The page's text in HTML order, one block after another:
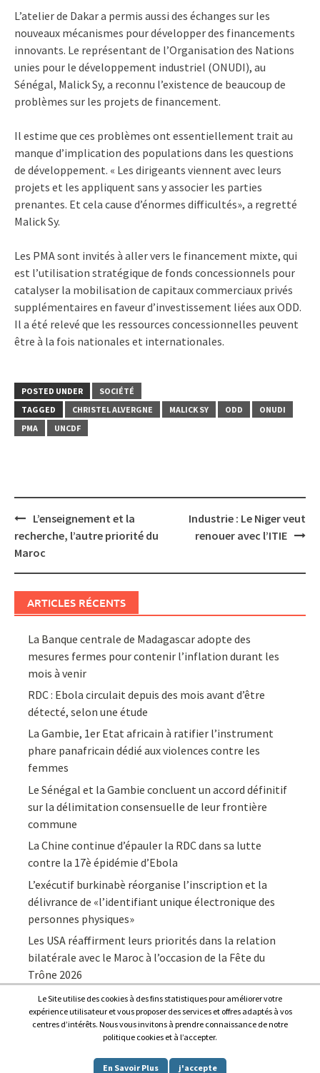
L’atelier de Dakar a permis aussi des échanges sur les
nouveaux mécanismes pour développer des financements
innovants. Le représentant de l’Organisation des Nations
unies pour le développement industriel (ONUDI), au
Sénégal, Malick Sy, a reconnu l’existence de beaucoup de
problèmes sur les projets de financement.
Il estime que ces problèmes ont essentiellement trait au
manque d’implication des populations dans les questions
de développement. « Les dirigeants viennent avec leurs
projets et les appliquent sans y associer les parties
prenantes. Et cela cause d’énormes difficultés», a regretté
Malick Sy.
Les PMA sont invités à aller vers le financement mixte, qui
est l’utilisation stratégique de fonds concessionnels pour
catalyser la mobilisation de capitaux commerciaux privés
supplémentaires en faveur d’investissement liées aux ODD.
Il a été relevé que les ressources concessionnelles peuvent
être à la fois nationales et internationales.
POSTED UNDER
SOCIÉTÉ
TAGGED
CHRISTEL ALVERGNE MALICK SY ODD
ONUDI
PMA
UNCDF
Post
navigation
L’enseignement et la
recherche, l’autre priorité du
Maroc
Industrie : Le Niger veut
renouer avec l’ITIE
ARTICLES RÉCENTS
La Banque centrale de Madagascar adopte des
mesures fermes pour contenir l’inflation durant les
mois à venir
RDC : Ebola circulait depuis des mois avant d’être
détecté, selon une étude
La Gambie, 1er Etat africain à ratifier l’instrument
phare panafricain dédié aux violences contre les
femmes
Le Sénégal et la Gambie concluent un accord définitif
sur la délimitation consensuelle de leur frontière
commune
La Chine continue d’épauler la RDC dans sa lutte
contre la 17è épidémie d’Ebola
L’exécutif burkinabè réorganise l’inscription et la
délivrance de «l’identifiant unique électronique des
personnes physiques»
Les USA réaffirment leurs priorités dans la relation
bilatérale avec le Maroc à l’occasion de la Fête du
Trône 2026
Afrique7, l’info du continent en continu
Le Site utilise des cookies à des fins statistiques pour améliorer votre
expérience utilisateur et vous proposer des services et offres adaptés à vos
centres d’intérêts. Nous vous invitons à prendre connaissance de notre
politique cookies et à l’accepter.
En Savoir Plus j'accepte